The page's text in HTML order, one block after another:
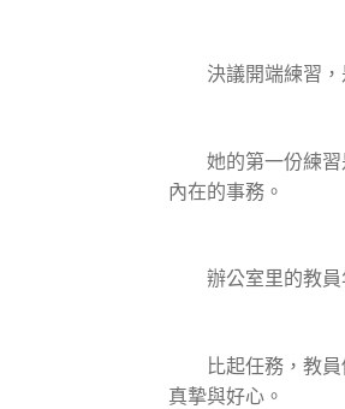
決議開端練習，
她的第一份練習
內在的事務。
辦公室里的教員年
比起任務，教員們
真摯與好心。